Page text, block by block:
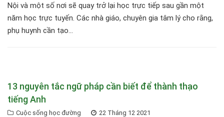
Nội và một số nơi sẽ quay trở lại học trực tiếp sau gần một
năm học trực tuyến. Các nhà giáo, chuyên gia tâm lý cho rằng,
phụ huynh cần tạo...
13 nguyên tắc ngữ pháp cần biết để thành thạo
tiếng Anh
Cuộc sống học đường 22 Tháng 12 2021